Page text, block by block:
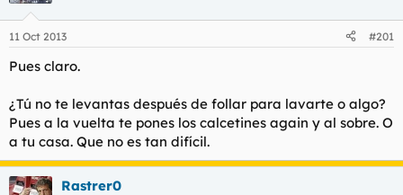
a
d
o
d
l
t
e
a
e
i
o
11 Oct 2013 #201
Pues claro.
¿Tú no te levantas después de follar para lavarte o algo?
Pues a la vuelta te pones los calcetines again y al sobre. O
a tu casa. Que no es tan difícil.
Rastrer0